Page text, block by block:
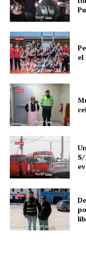
Diario los
Nosotros
Contacto
Prensa
el